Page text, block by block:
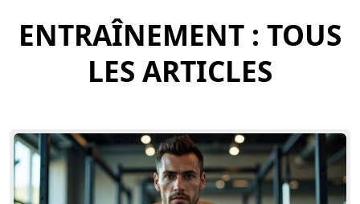
ENTRAÎNEMENT : TOUS
LES ARTICLES